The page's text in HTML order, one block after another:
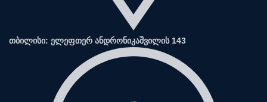
თბილისი: ელეფთერ ანდრონიკაშვილის 143